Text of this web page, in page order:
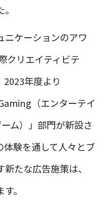
ニケーションのアワ
クリエイティビテ
2023年度より
（エンターテイ
ム）」部門が新設さ
験を通して人々とブ
たな広告施策は、
。